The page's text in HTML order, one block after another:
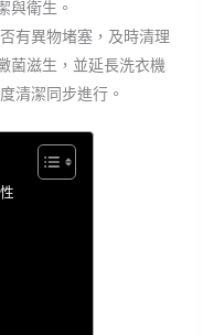
與衛生。
有異物堵塞，及時清理
菌滋生，並延長洗衣機
清潔同步進行。